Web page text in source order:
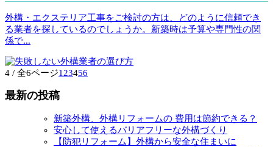
外構・エクステリア工事をご検討の方は、どのように信頼でき
る業者を探しているのでしょうか。新築時は予算や専門性の関
係で...
4 / 全6ページ1 23456
最新の投稿
新築外構、外構リフォームの 費用は節約できる？
安心して使えるバリアフリーな外構づくり
【防犯リフォーム】外構から安全な住まいに